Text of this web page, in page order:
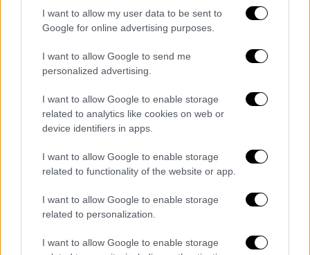
I want to allow my user data to be sent to
Google for online advertising purposes.
I want to allow Google to send me
personalized advertising.
I want to allow Google to enable storage
related to analytics like cookies on web or
device identifiers in apps.
I want to allow Google to enable storage
related to functionality of the website or app.
I want to allow Google to enable storage
related to personalization.
I want to allow Google to enable storage
Η Κίνα πιθανόταταθεωρεί ότι έχει
πλεονέκτημα στις συνομιλίες, καθώς ο Σι
αντιμετωπίζει έναν Τραμπ αποδυναμωμένο
από τον πόλεμο στο Ιράν. Τα κλειστά Στενά
του Ορμούζ έχουν αναστατώσει την
παγκόσμια οικονομία και ο Τραμπ
αναμένεται
να ζητήσει βοήθεια από το Πεκίνο
άνοιγμα του θαλάσσιου διαδρόμου.
Η Κίνα και το Ιράνέχουν δεκαετίες σχέσεων
εταίροςτου Ιράν. Αν ο Σι βοηθήσει να
ωθήσει την Τεχεράνη στο τραπέζι των
διαπραγματεύσεων, μπορεί να αποκτήσει